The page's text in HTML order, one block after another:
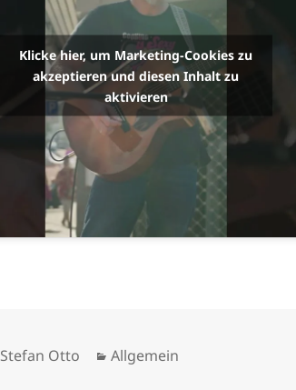
Klicke hier, um Marketing-Cookies zu
akzeptieren und diesen Inhalt zu
aktivieren
Autor
Stefan Otto Kategorien
Allgemein